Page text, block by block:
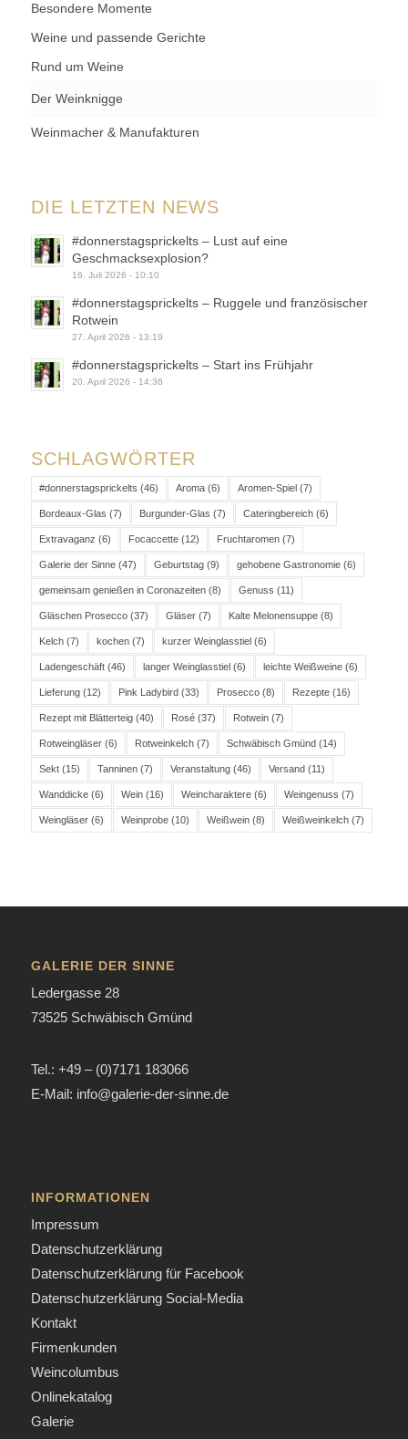
Besondere Momente
Weine und passende Gerichte
Rund um Weine
Der Weinknigge
Weinmacher & Manufakturen
DIE LETZTEN NEWS
#donnerstagsprickelts – Lust auf eine
Geschmacksexplosion?
16. Juli 2026 - 10:10
#donnerstagsprickelts – Ruggele und französischer
Rotwein
27. April 2026 - 13:19
#donnerstagsprickelts – Start ins Frühjahr
20. April 2026 - 14:36
SCHLAGWÖRTER
#donnerstagsprickelts (46) Aroma(6) Aromen-Spiel (7)
Bordeaux-Glas (7) Burgunder-Glas (7) Cateringbereich(6)
Extravaganz (6) Focaccette(12) Fruchtaromen(7)
Galerie der Sinne(47) Geburtstag(9) gehobene Gastronomie(6)
gemeinsam genießen in Coronazeiten(8) Genuss (11)
Gläschen Prosecco(37) Gläser(7) Kalte Melonensuppe(8)
Kelch(7) kochen(7) kurzer Weinglasstiel (6)
Ladengeschäft(46) langer Weinglasstiel (6) leichte Weißweine(6)
Lieferung(12) Pink Ladybird (33) Prosecco(8) Rezepte(16)
Rezept mit Blätterteig(40) Rosé(37) Rotwein(7)
Rotweingläser(6) Rotweinkelch(7) Schwäbisch Gmünd (14)
Sekt(15) Tanninen(7) Veranstaltung(46) Versand (11)
Wanddicke(6) Wein(16) Weincharaktere(6) Weingenuss (7)
Weingläser(6) Weinprobe(10) Weißwein(8) Weißweinkelch(7)
GALERIE DER SINNE
Ledergasse 28
73525 Schwäbisch Gmünd
Tel.: +49 – (0)7171 183066
E-Mail: info@galerie-der-sinne.de
INFORMATIONEN
Impressum
Datenschutzerklärung
Datenschutzerklärung für Facebook
Datenschutzerklärung Social-Media
Kontakt
Firmenkunden
Weincolumbus
Onlinekatalog
Galerie